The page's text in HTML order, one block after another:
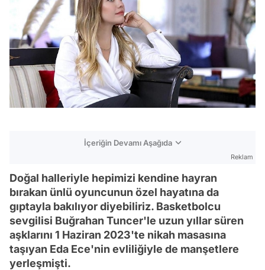
İçeriğin Devamı Aşağıda
Reklam
Doğal halleriyle hepimizi kendine hayran
bırakan ünlü oyuncunun özel hayatına da
gıptayla bakılıyor diyebiliriz. Basketbolcu
sevgilisi Buğrahan Tuncer'le uzun yıllar süren
aşklarını 1 Haziran 2023'te nikah masasına
taşıyan Eda Ece'nin evliliğiyle de manşetlere
yerleşmişti.